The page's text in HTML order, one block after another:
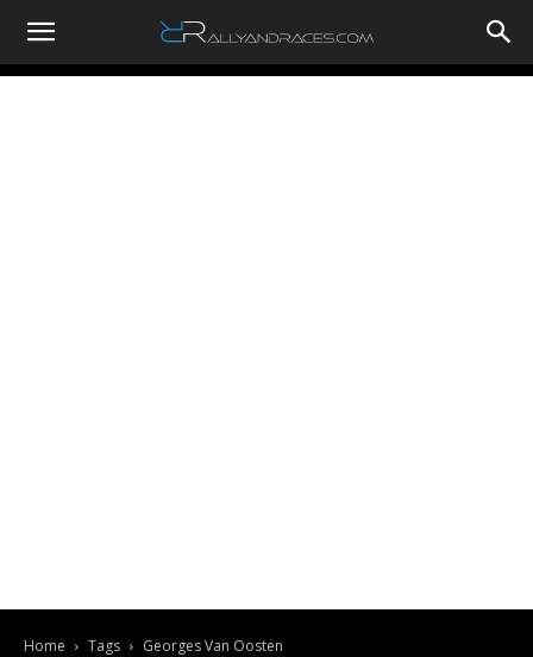
RallyandRaces.com
Home Tags Georges Van Oosten